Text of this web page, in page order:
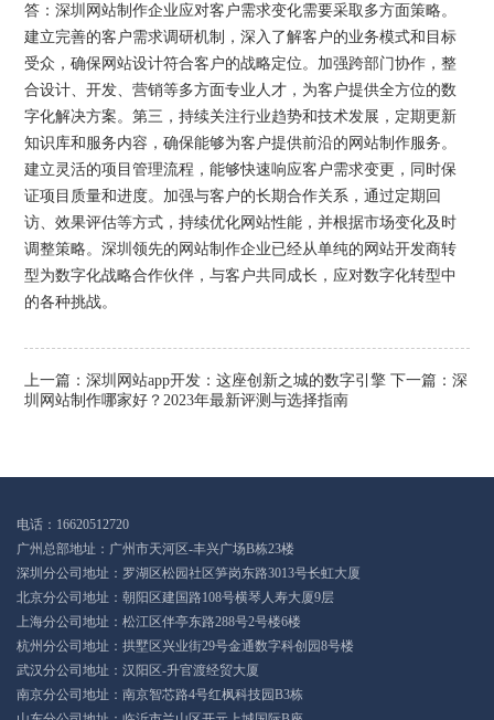
答：深圳网站制作企业应对客户需求变化需要采取多方面策略。
建立完善的客户需求调研机制，深入了解客户的业务模式和目标
受众，确保网站设计符合客户的战略定位。加强跨部门协作，整
合设计、开发、营销等多方面专业人才，为客户提供全方位的数
字化解决方案。第三，持续关注行业趋势和技术发展，定期更新
知识库和服务内容，确保能够为客户提供前沿的网站制作服务。
建立灵活的项目管理流程，能够快速响应客户需求变更，同时保
证项目质量和进度。加强与客户的长期合作关系，通过定期回
访、效果评估等方式，持续优化网站性能，并根据市场变化及时
调整策略。深圳领先的网站制作企业已经从单纯的网站开发商转
型为数字化战略合作伙伴，与客户共同成长，应对数字化转型中
的各种挑战。
上一篇：深圳网站app开发：这座创新之城的数字引擎 下一篇：深
圳网站制作哪家好？2023年最新评测与选择指南
电话：16620512720
广州总部地址：广州市天河区-丰兴广场B栋23楼
深圳分公司地址：罗湖区松园社区笋岗东路3013号长虹大厦
北京分公司地址：朝阳区建国路108号横琴人寿大厦9层
上海分公司地址：松江区伴亭东路288号2号楼6楼
杭州分公司地址：拱墅区兴业街29号金通数字科创园8号楼
武汉分公司地址：汉阳区-升官渡经贸大厦
南京分公司地址：南京智芯路4号红枫科技园B3栋